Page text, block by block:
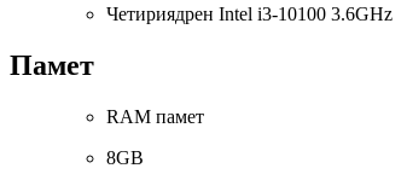
Четириядрен Intel i3-10100 3.6GHz
Памет
RAM памет
8GB